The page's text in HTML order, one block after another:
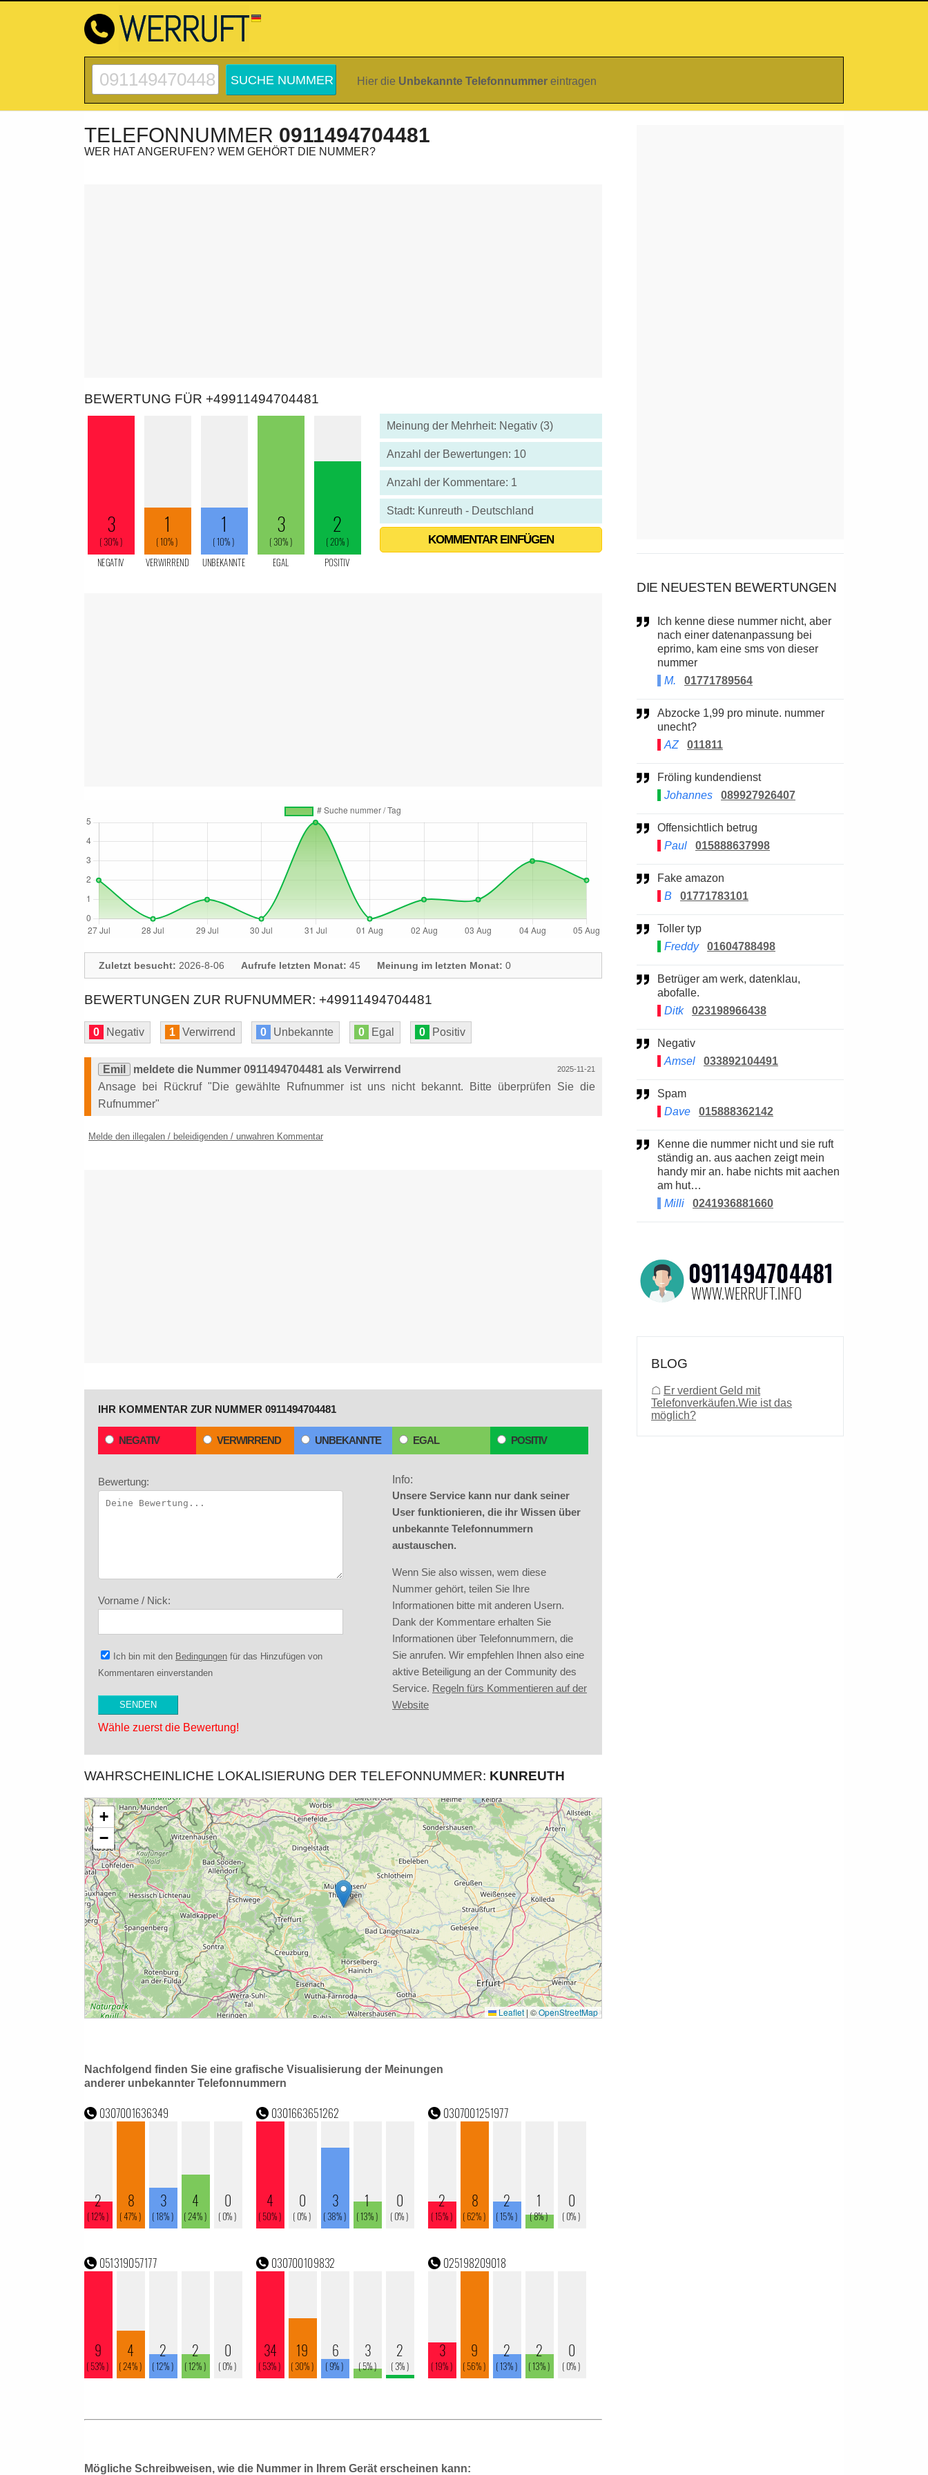
Hier die Unbekannte Telefonnummer eintragen
TELEFONNUMMER 0911494704481
WER HAT ANGERUFEN? WEM GEHÖRT DIE NUMMER?
BEWERTUNG FÜR +49911494704481
Meinung der Mehrheit: Negativ (3)
Anzahl der Bewertungen: 10
Anzahl der Kommentare: 1
Stadt: Kunreuth - Deutschland
KOMMENTAR EINFÜGEN
Zuletzt besucht: 2026-8-06 Aufrufe letzten Monat: 45 Meinung im letzten Monat: 0
BEWERTUNGEN ZUR RUFNUMMER: +49911494704481
0 Negativ 1 Verwirrend 0 Unbekannte 0 Egal 0 Positiv
2025-11-21
Emil
meldete die Nummer 0911494704481 als Verwirrend
Ansage bei Rückruf "Die gewählte Rufnummer ist uns nicht bekannt. Bitte überprüfen Sie die
Rufnummer"
Melde den illegalen / beleidigenden / unwahren Kommentar
IHR KOMMENTAR ZUR NUMMER 0911494704481
NEGATIV VERWIRREND UNBEKANNTE EGAL POSITIV
Bewertung:
Vorname / Nick:
Ich bin mit den Bedingungen für das Hinzufügen von
Kommentaren einverstanden
Wähle zuerst die Bewertung!
Info:
Unsere Service kann nur dank seiner
User funktionieren, die ihr Wissen über
unbekannte Telefonnummern
austauschen.
Wenn Sie also wissen, wem diese
Nummer gehört, teilen Sie Ihre
Informationen bitte mit anderen Usern.
Dank der Kommentare erhalten Sie
Informationen über Telefonnummern, die
Sie anrufen. Wir empfehlen Ihnen also eine
aktive Beteiligung an der Community des
Service. Regeln fürs Kommentieren auf der
Website
WAHRSCHEINLICHE LOKALISIERUNG DER TELEFONNUMMER: KUNREUTH
Nachfolgend finden Sie eine grafische Visualisierung der Meinungen
anderer unbekannter Telefonnummern
Mögliche Schreibweisen, wie die Nummer in Ihrem Gerät erscheinen kann:
DIE NEUESTEN BEWERTUNGEN
nach einer datenanpassung bei
eprimo, kam eine sms von dieser
nummer
M.
01771789564
Abzocke 1,99 pro minute. nummer
unecht?
AZ
011811
Fröling kundendienst
Johannes
089927926407
Offensichtlich betrug
Paul
015888637998
Fake amazon
B
01771783101
Toller typ
Freddy
01604788498
Betrüger am werk, datenklau,
abofalle.
Ditk
023198966438
Negativ
Amsel
033892104491
Spam
Dave
015888362142
Kenne die nummer nicht und sie ruft
ständig an. aus aachen zeigt mein
handy mir an. habe nichts mit aachen
am hut…
Milli
0241936881660
BLOG
☖ Er verdient Geld mit
Telefonverkäufen.Wie ist das
möglich?